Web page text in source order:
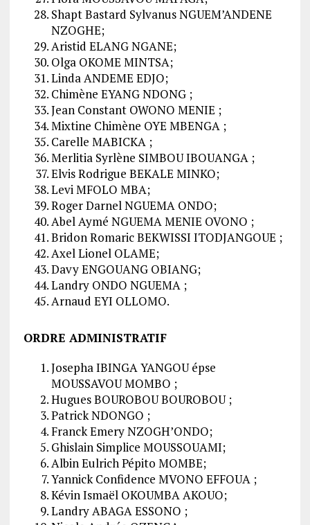
Shapt Bastard Sylvanus NGUEM’ANDENE
NZOGHE;
Aristid ELANG NGANE;
Olga OKOME MINTSA;
Linda ANDEME EDJO;
Chimène EYANG NDONG ;
Jean Constant OWONO MENIE ;
Mixtine Chimène OYE MBENGA ;
Carelle MABICKA ;
Merlitia Syrlène SIMBOU IBOUANGA ;
Elvis Rodrigue BEKALE MINKO;
Levi MFOLO MBA;
Roger Darnel NGUEMA ONDO;
Abel Aymé NGUEMA MENIE OVONO ;
Bridon Romaric BEKWISSI ITODJANGOUE ;
Axel Lionel OLAME;
Davy ENGOUANG OBIANG;
Landry ONDO NGUEMA ;
Arnaud EYI OLLOMO.
ORDRE ADMINISTRATIF
Josepha IBINGA YANGOU épse
MOUSSAVOU MOMBO ;
Hugues BOUROBOU BOUROBOU ;
Patrick NDONGO ;
Franck Emery NZOGH’ONDO;
Ghislain Simplice MOUSSOUAMI;
Albin Eulrich Pépito MOMBE;
Yannick Confidence MVONO EFFOUA ;
Kévin Ismaël OKOUMBA AKOUO;
Landry ABAGA ESSONO ;